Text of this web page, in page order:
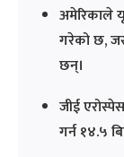
अमेरिकाले
गरेको छ,
छन्।
जीई
गर्न १४.५